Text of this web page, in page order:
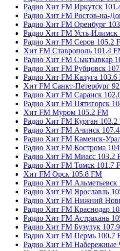
Радио Хит FM Иркутск
Радио Хит FM Ростов-на-
Радио Хит FM Оренбург
Радио Хит FM Усть-Илимск
Радио Хит FM Серов 105.2
Хит FM Ставрополь 101.4
Радио Хит FM Сыктывкар
Радио Хит FM Рубцовск
Радио Хит FM Калуга 103.6
Хит FM Санкт-Петербург
Радио Хит FM Саранск
Радио Хит FM Пятигорск
Хит FM Муром 105.2 FM
Радио Хит FM Курган 103.2
Радио Хит FM Ачинск
Радио Хит FM Каменск-
Радио Хит FM Кострома
Радио Хит FM Миасс 103.2
Радио Хит FM Томск 101.7
Хит FM Орск 105.8 FM
Радио Хит FM Альметьевск
Радио Хит FM Ярославль
Радио Хит FM Нижний
Радио Хит FM Краснодар
Радио Хит FM Астрахань
Радио Хит FM Бузулук
Радио Хит FM Пермь 100.7
Радио Хит FM Набережные